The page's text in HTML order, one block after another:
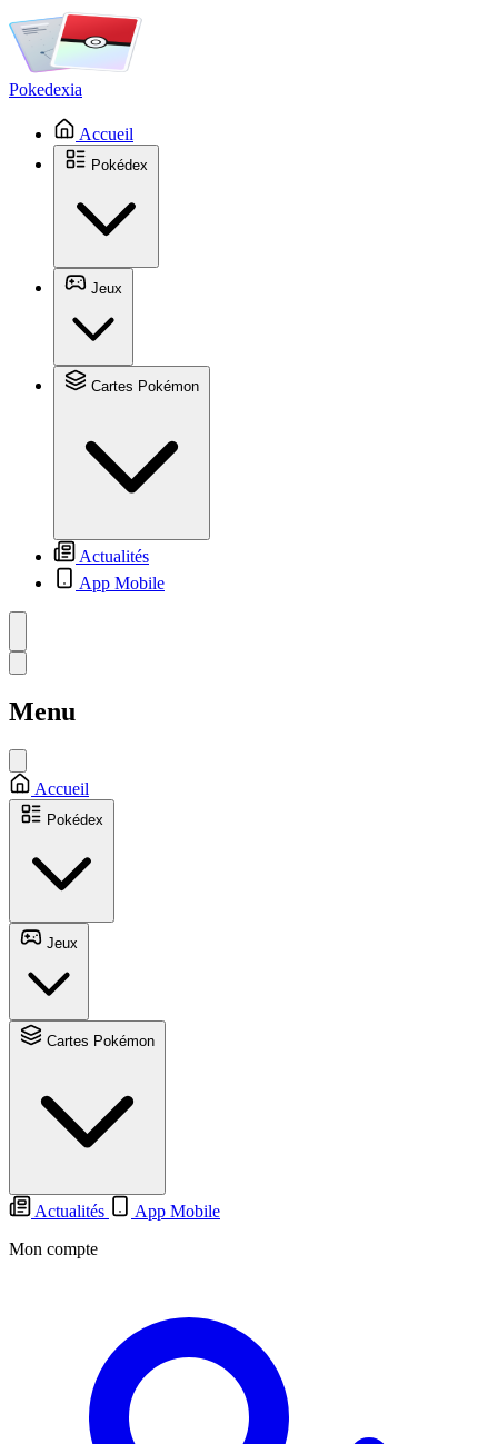
Pokedexia
Accueil
Actualités
App Mobile
Menu
Accueil
Actualités
App Mobile
Mon compte